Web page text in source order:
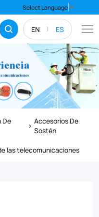
EN ES
Select Language ▼
De
Accesorios De
Sostén
las telecomunicaciones